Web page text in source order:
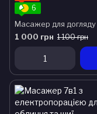
6
1 000 грн 1 100 грн